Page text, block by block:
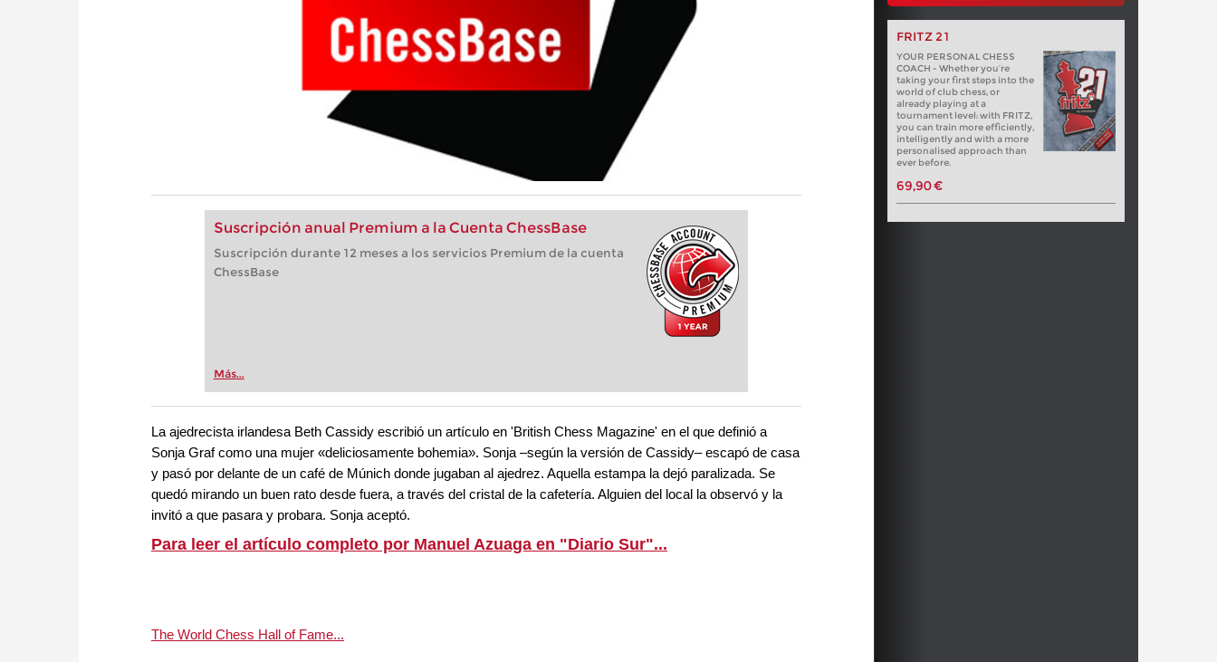
Suscripción anual Premium a la Cuenta ChessBase
Suscripción durante 12 meses a los servicios Premium de la cuenta
ChessBase
Más...
FRITZ 21
YOUR PERSONAL CHESS
COACH - Whether you’re
taking your first steps into the
world of club chess, or
already playing at a
tournament level: with FRITZ,
you can train more efficiently,
intelligently and with a more
personalised approach than
ever before.
69,90 €
La ajedrecista irlandesa Beth Cassidy escribió un artículo en 'British Chess Magazine' en el que definió a
Sonja Graf como una mujer «deliciosamente bohemia». Sonja –según la versión de Cassidy– escapó de casa
y pasó por delante de un café de Múnich donde jugaban al ajedrez. Aquella estampa la dejó paralizada. Se
quedó mirando un buen rato desde fuera, a través del cristal de la cafetería. Alguien del local la observó y la
invitó a que pasara y probara. Sonja aceptó.
Para leer el artículo completo por Manuel Azuaga en "Diario Sur"...
The World Chess Hall of Fame...